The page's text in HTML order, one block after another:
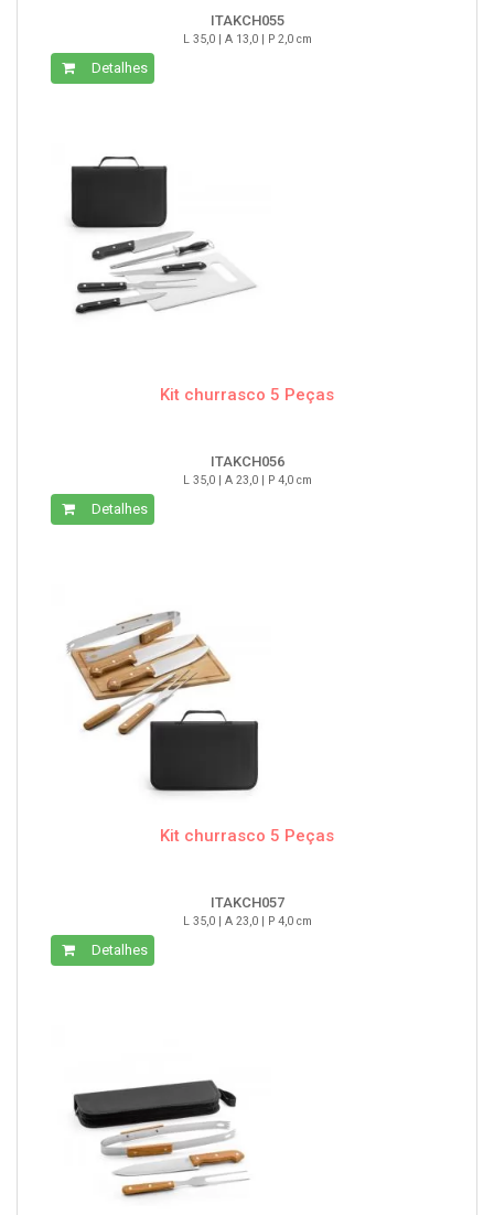
ITAKCH055
L 35,0 | A 13,0 | P 2,0 cm
Detalhes
Kit churrasco 5 Peças
ITAKCH056
L 35,0 | A 23,0 | P 4,0 cm
Detalhes
Kit churrasco 5 Peças
ITAKCH057
L 35,0 | A 23,0 | P 4,0 cm
Detalhes